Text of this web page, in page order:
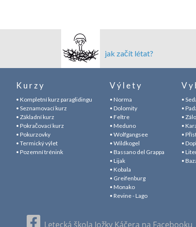
jak začít létat?
Kurzy
• Kompletní kurz paraglidingu
• Seznamovací kurz
• Základní kurz
• Pokračovací kurz
• Pokurzovky
• Termický výlet
• Pozemní trénink
Výlety
• Norma
• Dolomity
• Feltre
• Meduno
• Wolfgangsee
• Wildkogel
• Bassano del Grappa
• Lijak
• Kobala
• Greifenburg
• Monako
• Revine - Lago
•
•
•
•
•
•
•
•
Letecká škola Jožky Káčera na Facebooku